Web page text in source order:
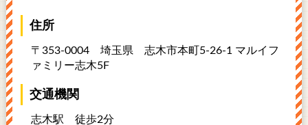
住所
〒353-0004 埼玉県 志木市本町5-26-1 マルイフ
ァミリー志木5F
交通機関
志木駅 徒歩2分